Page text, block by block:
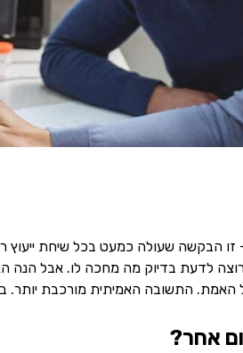
זו הבקשה שעולה כמעט בכל שיחת ייעוץ
רוצה לדעת בדיוק מה מחכה לו. אבל
התשובה האמיתית מורכבת יותר.
אחר?